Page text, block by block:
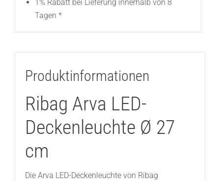
1% Rabatt bei Lieferung innerhalb von 8
Tagen *
Produktinformationen
Ribag Arva LED-
Deckenleuchte Ø 27
cm
Die Arva LED-Deckenleuchte von Ribag